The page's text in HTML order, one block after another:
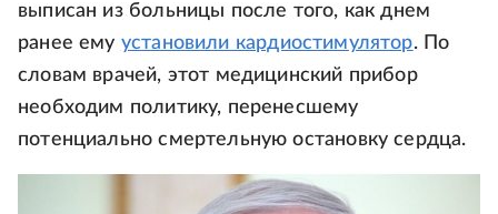
выписан из больницы после того, как днем
ранее ему установили кардиостимулятор. По
словам врачей, этот медицинский прибор
необходим политику, перенесшему
потенциально смертельную остановку сердца.